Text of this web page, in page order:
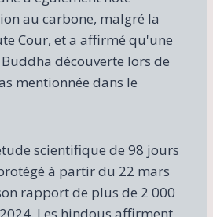
au carbone, malgré la
Cour, et a affirmé qu'une
découverte lors de
mentionnée dans le
scientifique de 98 jours
à partir du 22 mars
rapport de plus de 2 000